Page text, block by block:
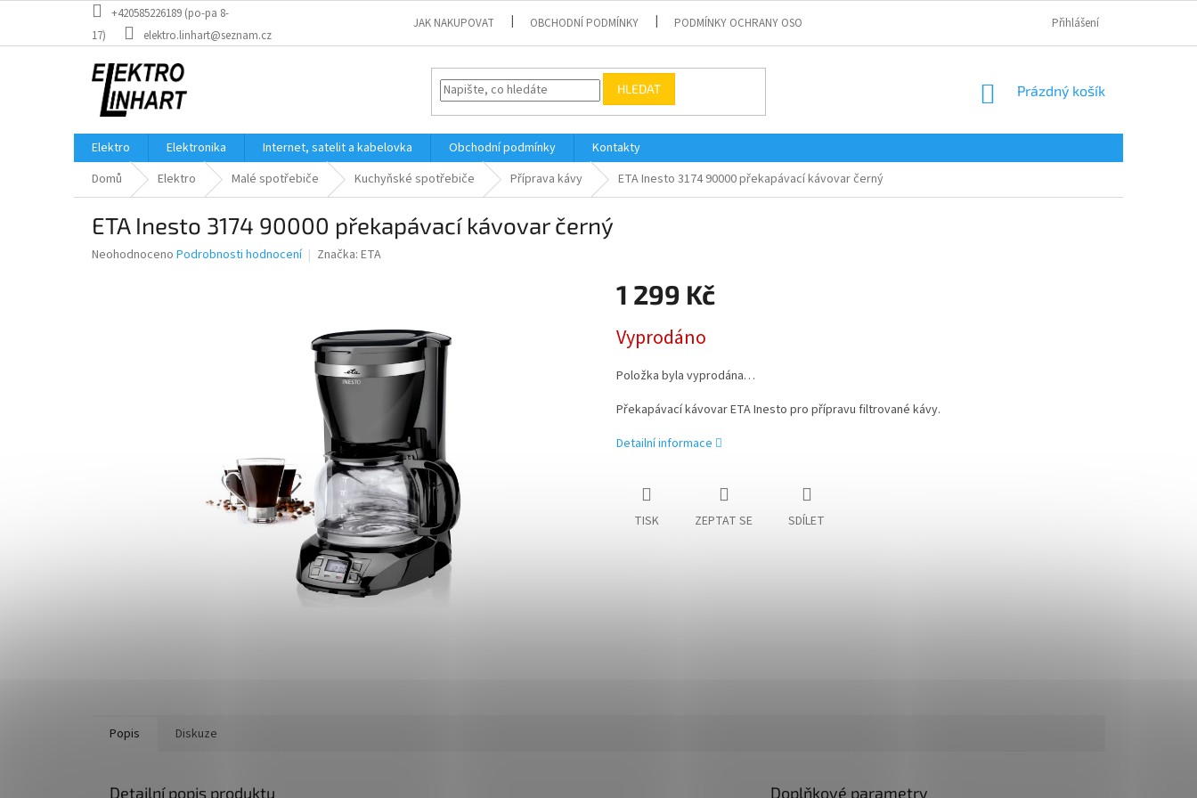
obsah
+420585226189 (po-pa 8-
17)
elektro.linhart@seznam.cz
JAK NAKUPOVAT OBCHODNÍ PODMÍNKY PODMÍNKY OCHRANY OSOBNÍCH ÚDAJŮ Přihlášení
HLEDAT
NÁKUPNÍ
Prázdný košík
Elektro Elektronika Internet, satelit a kabelovka Obchodní podmínky
Kontakty
Domů
Elektro Malé spotřebiče Kuchyňské spotřebiče Příprava kávy ETA Inesto 3174 90000 překapávací kávovar černý
ETA Inesto 3174 90000 překapávací kávovar černý
Průměrné
Neohodnoceno Podrobnosti hodnocení Značka: ETA
1 299 Kč
cena:
Vyprodáno
Položka byla vyprodána…
Překapávací kávovar ETA Inesto pro přípravu filtrované kávy.
Detailní informace
TISK ZEPTAT SE SDÍLET
Popis Diskuze
Detailní popis produktu Doplňkové parametry